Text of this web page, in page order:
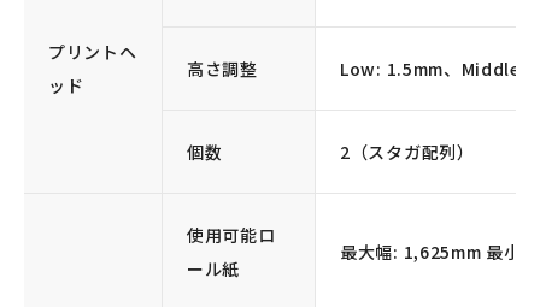
プリントヘ
ッド
高さ調整 Low: 1.5mm、Middle:
個数 2（スタガ配列）
使用可能ロ
ール紙
最大幅: 1,625mm 最小